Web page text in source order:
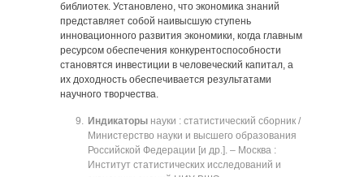
библиотек. Установлено, что экономика знаний
представляет собой наивысшую ступень
инновационного развития экономики, когда главным
ресурсом обеспечения конкурентоспособности
становятся инвестиции в человеческий капитал, а
их доходность обеспечивается результатами
научного творчества.
Индикаторы науки : статистический сборник /
Министерство науки и высшего образования
Российской Федерации [и др.]. ‒ Москва :
Институт статистических исследований и